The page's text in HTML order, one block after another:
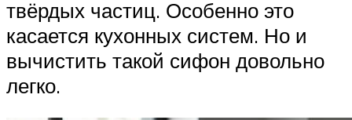
твёрдых частиц. Особенно это
касается кухонных систем. Но и
вычистить такой сифон довольно
легко.